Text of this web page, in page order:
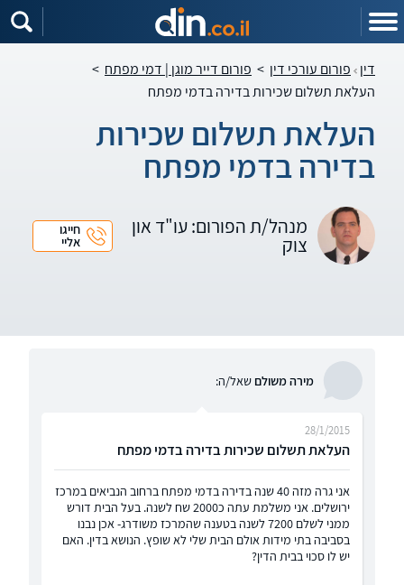
דין פורום עורכי דין > פורום דייר מוגן | דמי מפתח >
העלאת תשלום שכירות בדירה בדמי מפתח
העלאת תשלום שכירות
בדירה בדמי מפתח
מנהל/ת הפורום: עו"ד און
צוק
חייגו
אליי
מירה משולם שאל/ה:
העלאת תשלום שכירות בדירה בדמי מפתח
28/1/2015
אני גרה מזה 40 שנה בדירה בדמי מפתח ברחוב הנביאים במרכז
ירושלים. אני משלמת עתה כ2000 שח לשנה. בעל הבית דורש
ממני לשלם 7200 לשנה בטענה שהמרכז משודרג- אכן נבנו
בסביבה בתי מידות אולם הבית שלי לא שופץ. הנושא בדין. האם
יש לו סכוי בבית הדין?